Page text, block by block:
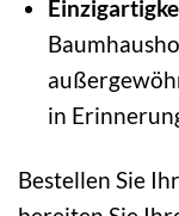
in
Bestellen Sie